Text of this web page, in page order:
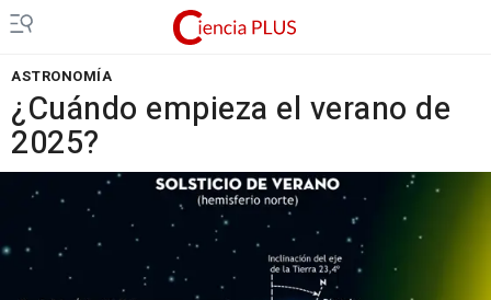
ASTRONOMÍA
¿Cuándo empieza el verano de
2025?